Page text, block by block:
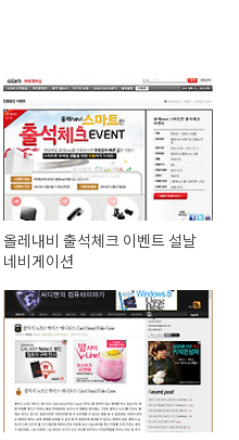
올레내비 출석체크 이벤트 설날
네비게이션